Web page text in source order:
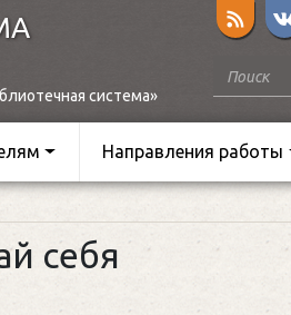
система»
Направления работы
себя